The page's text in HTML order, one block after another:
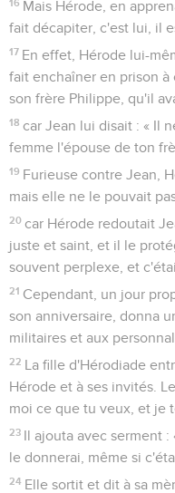
16 Mais Hérode, en
fait décapiter, c'est lui, il
17 En effet, Hérode lui-
fait enchaîner en prison à
son frère Philippe, qu'il
18 car Jean lui disait : « Il
femme l'épouse de ton
19 Furieuse contre Jean,
mais elle ne le pouvait
20 car Hérode redoutait
juste et saint, et il le
souvent perplexe, et
21 Cependant, un jour
son anniversaire, donna
militaires et aux
22 La fille d'Hérodiade
Hérode et à ses invités.
moi ce que tu veux, et je
23 Il ajouta avec serment
le donnerai, même si
24 Elle sortit et dit à sa